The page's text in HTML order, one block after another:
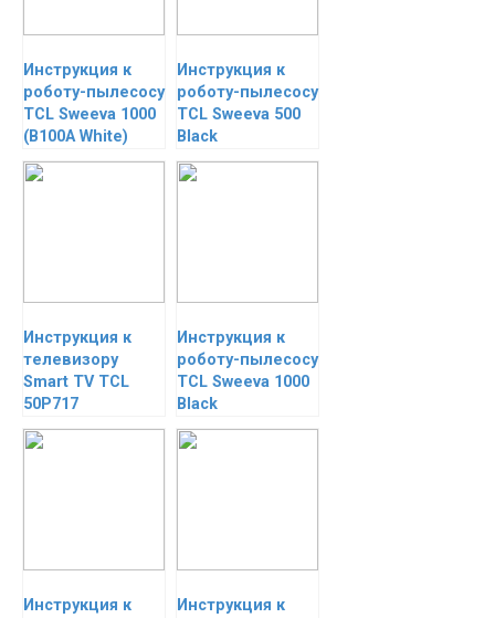
Инструкция к
роботу-пылесосу
TCL Sweeva 1000
(B100A White)
Инструкция к
роботу-пылесосу
TCL Sweeva 500
Black
Инструкция к
телевизору
Smart TV TCL
50P717
Инструкция к
роботу-пылесосу
TCL Sweeva 1000
Black
Инструкция к Инструкция к